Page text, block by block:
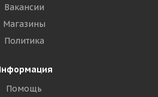
Вакансии
Магазины
Политика
Помощь